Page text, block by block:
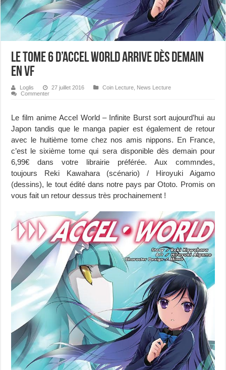
Le tome 6 d’Accel World arrive dès demain
en VF
Loglis 27 juillet 2016 Coin Lecture News Lecture
Commenter
Le film anime Accel World – Infinite Burst sort aujourd’hui au
Japon tandis que le manga papier est également de retour
avec le huitième tome chez nos amis nippons. En France,
c’est le sixième tome qui sera disponible dès demain pour
6,99€ dans votre librairie préférée. Aux commndes,
toujours Reki Kawahara (scénario) / Hiroyuki Aigamo
(dessins), le tout édité dans notre pays par Ototo. Promis on
vous fait un retour dessus très prochainement !